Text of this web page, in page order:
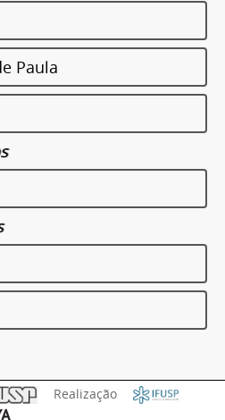
Paula
Realização